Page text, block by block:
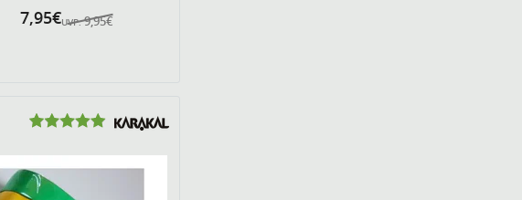
UVP: 9,95€
7,95€